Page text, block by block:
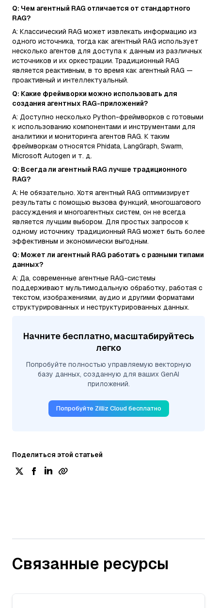
Q: Чем агентный RAG отличается от стандартного
RAG?
A: Классический RAG может извлекать информацию из
одного источника, тогда как агентный RAG использует
несколько агентов для доступа к данным из различных
источников и их оркестрации. Традиционный RAG
является реактивным, в то время как агентный RAG —
проактивный и интеллектуальный.
Q: Какие фреймворки можно использовать для
создания агентных RAG-приложений?
A: Доступно несколько Python-фреймворков с готовыми
к использованию компонентами и инструментами для
аналитики и мониторинга агентов RAG. К таким
фреймворкам относятся Phidata, LangGraph, Swarm,
Microsoft Autogen и т. д.
Q: Всегда ли агентный RAG лучше традиционного
RAG?
A: Не обязательно. Хотя агентный RAG оптимизирует
результаты с помощью вызова функций, многошагового
рассуждения и многоагентных систем, он не всегда
является лучшим выбором. Для простых запросов к
одному источнику традиционный RAG может быть более
эффективным и экономически выгодным.
Q: Может ли агентный RAG работать с разными типами
данных?
A: Да, современные агентные RAG-системы
поддерживают мультимодальную обработку, работая с
текстом, изображениями, аудио и другими форматами
структурированных и неструктурированных данных.
Начните бесплатно, масштабируйтесь
легко
Попробуйте полностью управляемую векторную
базу данных, созданную для ваших GenAI
приложений.
Попробуйте Zilliz Cloud бесплатно
Поделиться этой статьей
Связанные ресурсы